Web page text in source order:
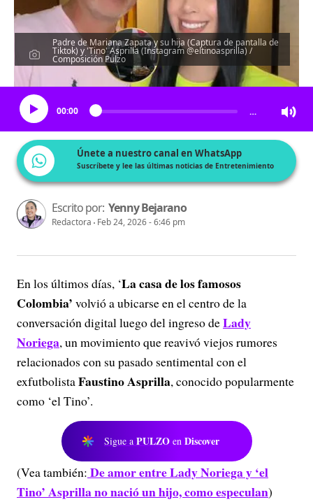
Padre de Mariana Zapata y su hija (Captura de pantalla de
Tiktok) y 'Tino' Asprilla (Instagram @eltinoasprilla) /
Composición Pulzo
Escucha el artículo
00:00 …
Únete a nuestro canal en WhatsApp
Suscríbete y lee las últimas noticias de Entretenimiento
Escrito por: Yenny Bejarano
Redactora Feb 24, 2026 - 6:46 pm
En los últimos días, ‘La casa de los famosos
Colombia’ volvió a ubicarse en el centro de la
conversación digital luego del ingreso deLady
Noriega, un movimiento que reavivó viejos rumores
relacionados con su pasado sentimental con el
exfutbolistaFaustino Asprilla, conocido popularmente
como ‘el Tino’.
Sigue a PULZO en Discover
(Vea también: De amor entre Lady Noriega y ‘el
Tino’ Asprilla no nació un hijo, como especulan)